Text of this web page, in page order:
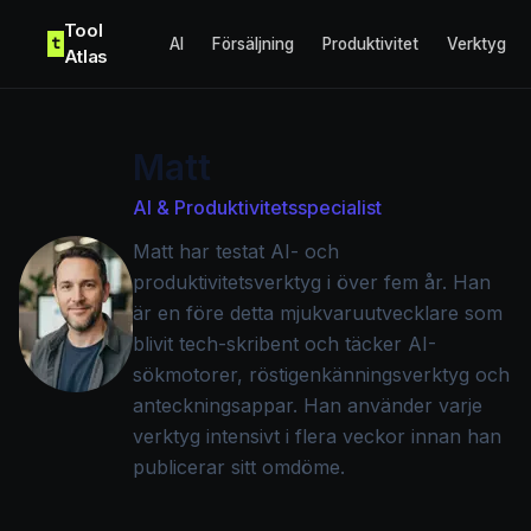
t
Tool
Atlas
AI Försäljning Produktivitet Verktyg
Matt
AI & Produktivitetsspecialist
Matt har testat AI- och
produktivitetsverktyg i över fem år. Han
är en före detta mjukvaruutvecklare som
blivit tech-skribent och täcker AI-
sökmotorer, röstigenkänningsverktyg och
anteckningsappar. Han använder varje
verktyg intensivt i flera veckor innan han
publicerar sitt omdöme.